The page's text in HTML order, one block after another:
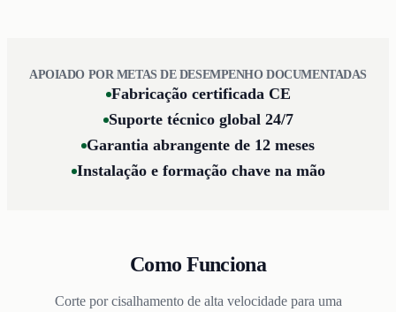
APOIADO POR METAS DE DESEMPENHO DOCUMENTADAS
Fabricação certificada CE
Suporte técnico global 24/7
Garantia abrangente de 12 meses
Instalação e formação chave na mão
Como Funciona
Corte por cisalhamento de alta velocidade para uma